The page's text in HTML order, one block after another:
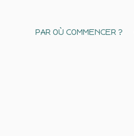
PAR OÙ COMMENCER ?